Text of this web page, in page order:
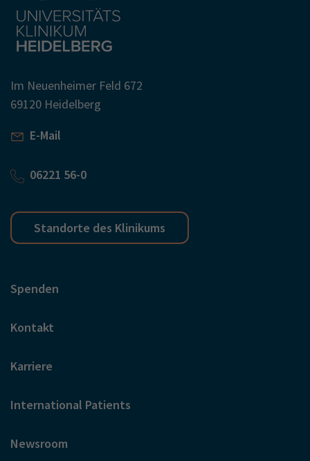
Im Neuenheimer Feld 672
69120 Heidelberg
E-Mail
06221 56-0
Standorte des Klinikums
Spenden
Kontakt
Karriere
International Patients
Newsroom